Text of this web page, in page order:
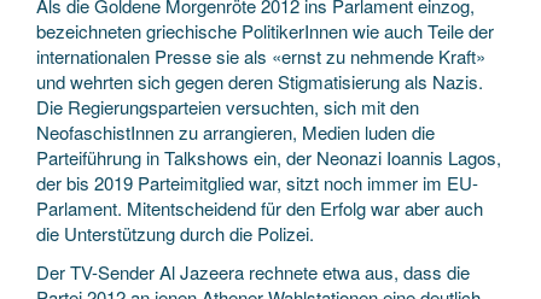
Als die Goldene Morgenröte 2012 ins Parlament einzog,
bezeichneten griechische PolitikerInnen wie auch Teile der
internationalen Presse sie als «ernst zu nehmende Kraft»
und wehrten sich gegen deren Stigmatisierung als Nazis.
Die Regierungsparteien versuchten, sich mit den
NeofaschistInnen zu arrangieren, Medien luden die
Parteiführung in Talkshows ein, der Neonazi Ioannis Lagos,
der bis 2019 Parteimitglied war, sitzt noch immer im EU-
Parlament. Mitentscheidend für den Erfolg war aber auch
die Unterstützung durch die Polizei.
Der TV-Sender Al Jazeera rechnete etwa aus, dass die